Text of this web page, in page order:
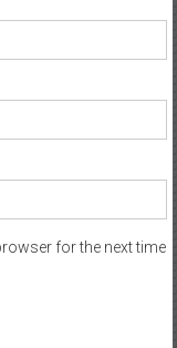
for the next time